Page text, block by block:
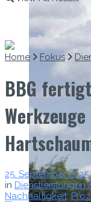
Home Fokus
BBG
25. September 2025
in Dienstleistungen
Nachhaltigkeit,